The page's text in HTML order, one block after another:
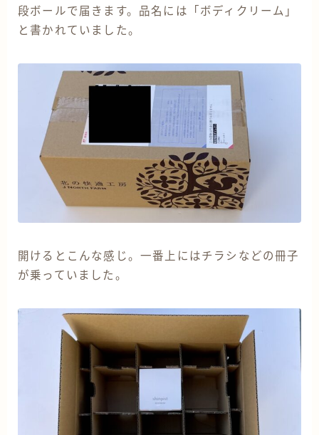
段ボールで届きます。品名には「ボディクリーム」
と書かれていました。
開けるとこんな感じ。一番上にはチラシなどの冊子
が乗っていました。